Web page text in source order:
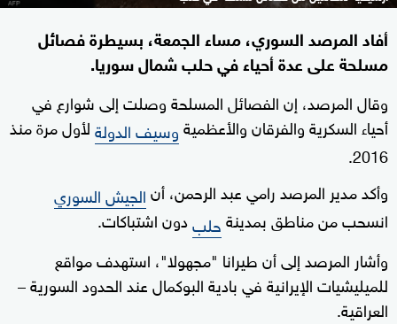
أفاد المرصد السوري، مساء الجمعة، بسيطرة فصائل
مسلحة على عدة أحياء في حلب شمال سوريا.
وقال المرصد، إن الفصائل المسلحة وصلت إلى شوارع في
أحياء السكرية والفرقان والأعظميةوسيف الدولةلأول مرة منذ
2016.
وأكد مدير المرصد رامي عبد الرحمن، أنالجيش السوري
انسحب من مناطق بمدينةحلبدون اشتباكات.
وأشار المرصد إلى أن طيرانا "مجهولا"، استهدف مواقع
للميليشيات الإيرانية في بادية البوكمال عند الحدود السورية –
العراقية.